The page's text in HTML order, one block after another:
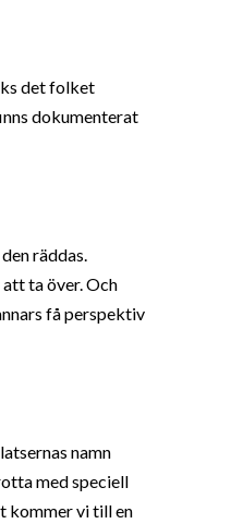
det folket
dokumenterat
räddas.
ta över. Och
få perspektiv
namn
med speciell
kommer vi till en